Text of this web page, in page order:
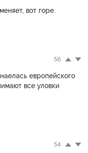
вот горе.
56
европейского
все уловки
54